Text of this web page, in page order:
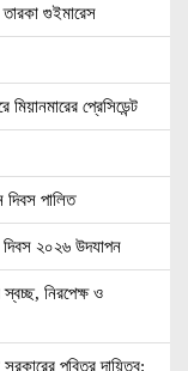
তারকা গুইমারেস
প্রেসিডেন্ট
দিবস পালিত
দিবস ২০২৬ উদযাপন
স্বচ্ছ, নিরপেক্ষ ও
সরকারের পবিত্র দায়িত্ব: